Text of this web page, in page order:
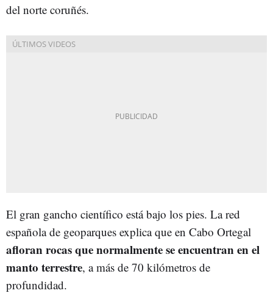
del norte coruñés.
El gran gancho científico está bajo los pies. La red
española de geoparques explica que en Cabo Ortegal
afloran rocas que normalmente se encuentran en el
manto terrestre, a más de 70 kilómetros de
profundidad.